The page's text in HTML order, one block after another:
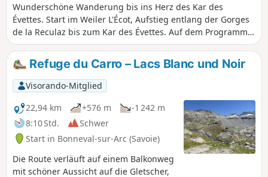
Wunderschöne Wanderung bis ins Herz des Kar des
Évettes. Start im Weiler L'Écot, Aufstieg entlang der Gorges
de la Reculaz bis zum Kar des Évettes. Auf dem Programm:
Wasserfall von Reculaz, römische Brücke, Gletschersee,
Glacier des Évettes, Refuge des Évettes und Col des Évettes.
Der Abstieg erfolgt über einen wenig anspruchsvollen Weg.
Refuge du Carro – Lacs Blanc und Noir
Visorando-Mitglied
22,94 km
+576 m
-1 242 m
8:10 Std.
Schwer
Start in Bonneval-sur-Arc (Savoie)
Die Route verläuft auf einem Balkonweg
mit schöner Aussicht auf die Gletscher,